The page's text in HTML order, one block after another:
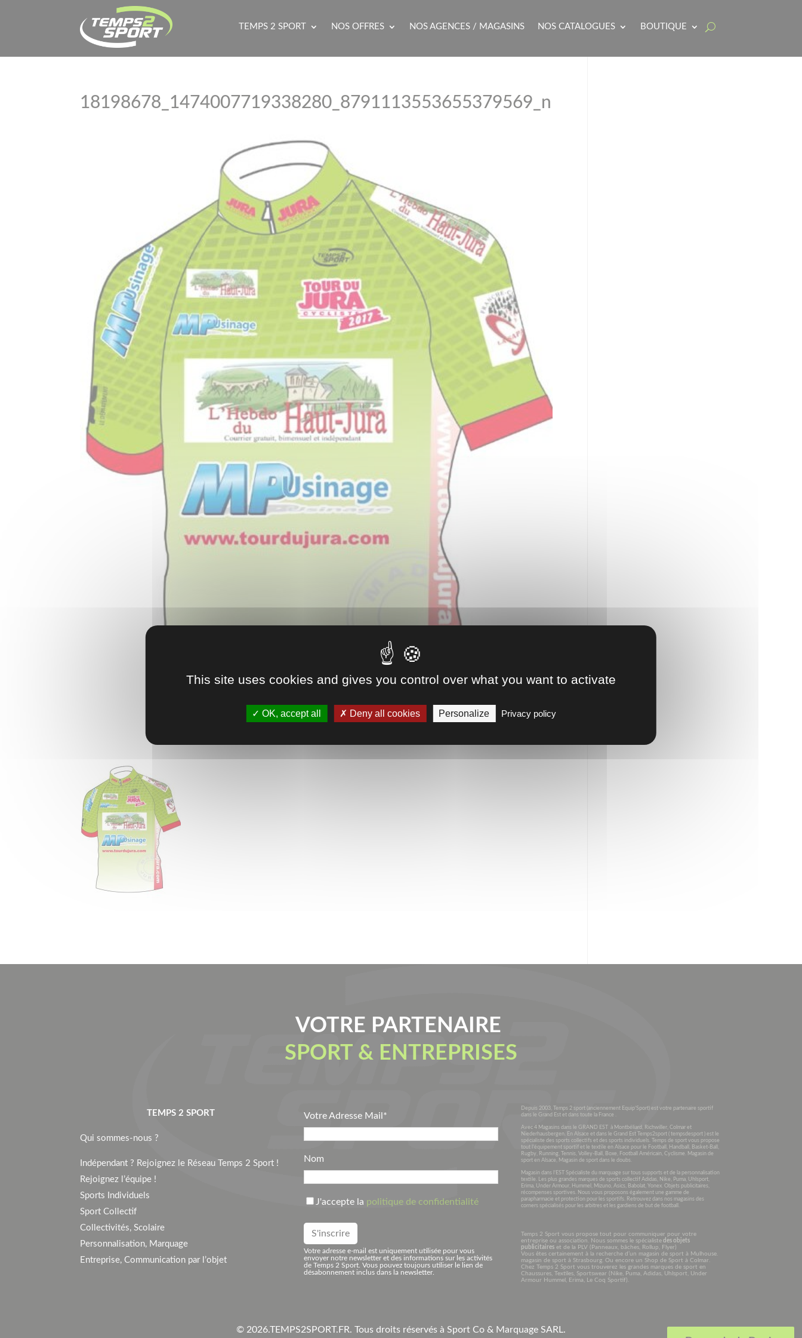
TEMPS 2 SPORT NOS OFFRES NOS AGENCES / MAGASINS NOS CATALOGUES BOUTIQUE
18198678_1474007719338280_8791113553655379569_n
VOTRE PARTENAIRE
SPORT & ENTREPRISES
TEMPS 2 SPORT
Qui sommes-nous ?
Indépendant ? Rejoignez le Réseau Temps 2 Sport !
Rejoignez l’équipe !
Sports Individuels
Sport Collectif
Collectivités, Scolaire
Personnalisation, Marquage
Entreprise, Communication par l’objet
Votre Adresse Mail*
Nom
J'accepte la politique de confidentialité
Votre adresse e-mail est uniquement utilisée pour vous
envoyer notre newsletter et des informations sur les activités
de Temps 2 Sport. Vous pouvez toujours utiliser le lien de
désabonnement inclus dans la newsletter.
Depuis 2003, Temps 2 sport (anciennement Equip’Sport) est votre partenaire sportif
dans le Grand Est et dans toute la France .
Avec 4 Magasins dans le GRAND EST à Montbéliard, Richwiller, Colmar et
Niederhausbergen. En Alsace et dans le Grand Est Temps2sport ( tempsdesport ) est le
spécialiste des sports collectifs et des sports individuels. Temps de sport vous propose
tout l’équipement sportif et le textile en Alsace pour le Football, Handball, Basket-Ball,
Rugby, Running, Tennis, Volley-Ball, Boxe, Football Américain, Cyclisme. Magasin de
sport en Alsace, Magasin de sport dans le doubs.
Magasin dans l’EST Spécialiste du marquage sur tous supports et de la personnalisation
textile. Les plus grandes marques de sports collectif Adidas, Nike, Puma, Uhlsport,
Erima, Under Armour, Hummel, Mizuno, Asics, Babolat, Yonex. Objets publicitaires,
récompenses sportives. Nous vous proposons également une gamme de
parapharmacie et protection pour les sportifs. Retrouvez dans nos magasins des
corners spécialisés pour les arbitres et les gardiens de but de football.
Temps 2 Sport vous propose tout pour communiquer pour votre
entreprise ou association. Nous sommes le spécialistedes objets
publicitaireset de la PLV (Panneaux, bâches, Rollup, Flyer)
Vous êtes certainement à la recherche d’un magasin de sport à Mulhouse.
magasin de sport à Strasbourg. Ou encore un Shop de Sport à Colmar.
Chez Temps 2 Sport vous trouverez les grandes marques de sport en
Chaussures, Textiles, Sportswear (Nike, Puma, Adidas, Uhlsport, Under
Armour Hummel, Erima, Le Coq Sportif).
© 2026.TEMPS2SPORT.FR. Tous droits réservés à Sport Co & Marquage SARL.
This site uses cookies and gives you control over what you want to activate
OK, accept all Deny all cookies Personalize Privacy policy